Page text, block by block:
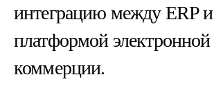
интеграцию между ERP и
платформой электронной
коммерции.